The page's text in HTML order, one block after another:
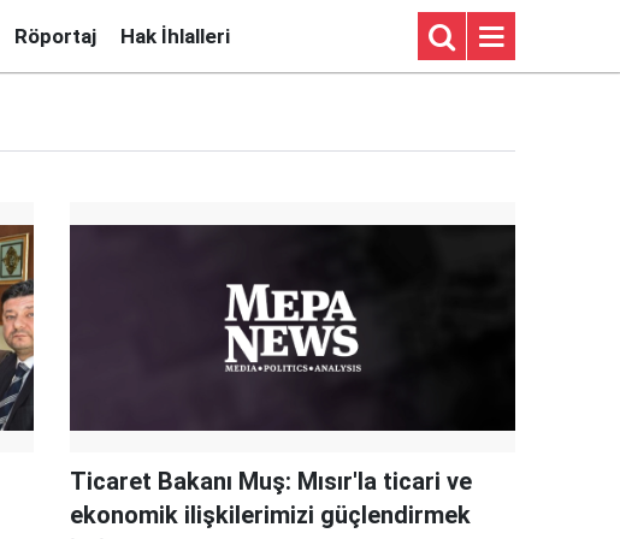
Röportaj Hak İhlalleri
Ticaret Bakanı Muş: Mısır'la ticari ve
ekonomik ilişkilerimizi güçlendirmek